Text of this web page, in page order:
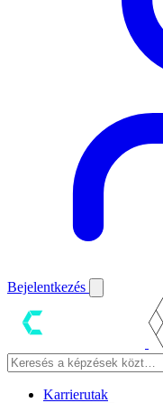
Bejelentkezés
Karrierutak